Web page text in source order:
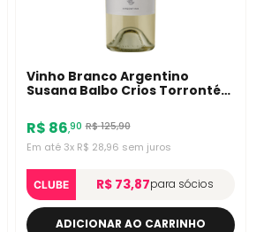
Vinho Branco Argentino
Susana Balbo Crios Torrontés
R$ 86,90 R$125,90
Em até 3x R$ 28,96 sem juros
CLUBE R$ 73,87para sócios
ADICIONAR AO CARRINHO